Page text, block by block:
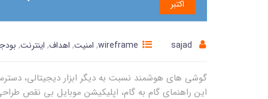
اکتبر
sajad
wireframe
, امنیت, اهداف, اینترنت,
گوشی های هوشمند نسبت به دیگر ابزار دیجیتالی،
این راهنمای گام به گام، اپلیکیشن موبایل بی نقص طراحی کرده و بسازید. گفته می شود